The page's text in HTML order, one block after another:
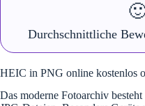
Durchschnittliche
HEIC in PNG online kostenlos
Das moderne Fotoarchiv